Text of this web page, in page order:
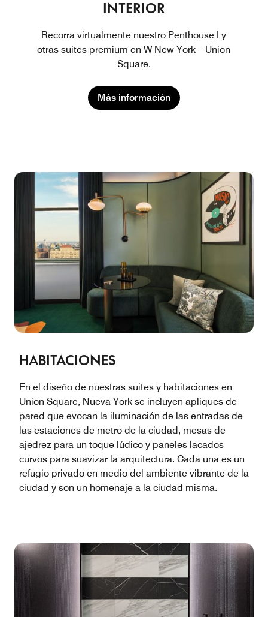
INTERIOR
Recorra virtualmente nuestro Penthouse I y
otras suites premium en W New York – Union
Square.
Más información
HABITACIONES
En el diseño de nuestras suites y habitaciones en
Union Square, Nueva York se incluyen apliques de
pared que evocan la iluminación de las entradas de
las estaciones de metro de la ciudad, mesas de
ajedrez para un toque lúdico y paneles lacados
curvos para suavizar la arquitectura. Cada una es un
refugio privado en medio del ambiente vibrante de la
ciudad y son un homenaje a la ciudad misma.